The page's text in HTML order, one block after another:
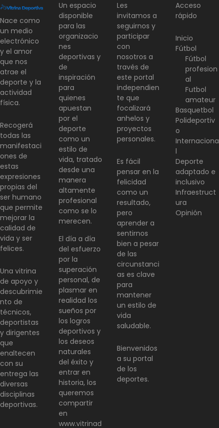
Nace como
un medio
electrónico
y el amor
que nos
atrae el
deporte y la
actividad
física.
Recogerá
todas las
manifestaci
ones de
estas
expresiones
propias del
ser humano
que permite
mejorar la
calidad de
vida y ser
felices.
Una vitrina
de apoyo y
descubrimie
nto de
técnicos,
deportistas
y dirigentes
que
enaltecen
con su
entrega las
diversas
disciplinas
deportivas.
Un espacio
disponible
para las
organizacio
nes
deportivas y
de
inspiración
para
quienes
apuestan
por el
deporte
como un
estilo de
vida, tratado
desde una
manera
altamente
profesional
como se lo
merecen.
El día a día
del esfuerzo
por la
superación
personal, de
plasmar en
realidad los
sueños por
los logros
deportivos y
los deseos
naturales
del éxito y
entrar en
historia, los
queremos
compartir
en
www.vitrinad
Les
invitamos a
seguirnos y
participar
con
nosotros a
través de
este portal
independien
te que
focalizará
anhelos y
proyectos
personales.
Es fácil
pensar en la
felicidad
como un
resultado,
pero
aprender a
sentirnos
bien a pesar
de las
circunstanci
as es clave
para
mantener
un estilo de
vida
saludable.
Bienvenidos
a su portal
de los
deportes.
Acceso
rápido
Inicio
Fútbol
Fútbol
profesion
al
Futbol
amateur
Basquetbol
Polideportiv
o
Internaciona
l
Deporte
adaptado e
inclusivo
Infraestruct
ura
Opinión